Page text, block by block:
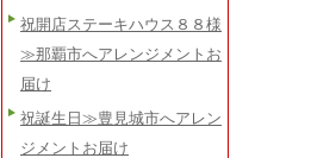
祝開店ステーキハウス８８様
≫那覇市へアレンジメントお
届け
祝誕生日≫豊見城市へアレン
ジメントお届け